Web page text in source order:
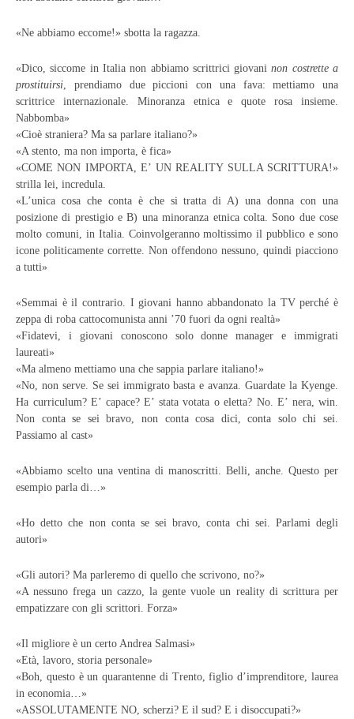
«Ne abbiamo eccome!» sbotta la ragazza.
«Dico, siccome in Italia non abbiamo scrittrici giovaninon costrette a
prostituirsi , prendiamo due piccioni con una fava: mettiamo una
scrittrice internazionale. Minoranza etnica e quote rosa insieme.
Nabbomba»
«Cioè straniera? Ma sa parlare italiano?»
«A stento, ma non importa, è fica»
«COME NON IMPORTA, E’ UN REALITY SULLA SCRITTURA!»
strilla lei, incredula.
«L’unica cosa che conta è che si tratta di A) una donna con una
posizione di prestigio e B) una minoranza etnica colta. Sono due cose
molto comuni, in Italia. Coinvolgeranno moltissimo il pubblico e sono
icone politicamente corrette. Non offendono nessuno, quindi piacciono
a tutti»
«Semmai è il contrario. I giovani hanno abbandonato la TV perché è
zeppa di roba cattocomunista anni ’70 fuori da ogni realtà»
«Fidatevi, i giovani conoscono solo donne manager e immigrati
laureati»
«Ma almeno mettiamo una che sappia parlare italiano!»
«No, non serve. Se sei immigrato basta e avanza. Guardate la Kyenge.
Ha curriculum? E’ capace? E’ stata votata o eletta? No. E’ nera, win.
Non conta se sei bravo, non conta cosa dici, conta solo chi sei.
Passiamo al cast»
«Abbiamo scelto una ventina di manoscritti. Belli, anche. Questo per
esempio parla di…»
«Ho detto che non conta se sei bravo, conta chi sei. Parlami degli
autori»
«Gli autori? Ma parleremo di quello che scrivono, no?»
«A nessuno frega un cazzo, la gente vuole un reality di scrittura per
empatizzare con gli scrittori. Forza»
«Il migliore è un certo Andrea Salmasi»
«Età, lavoro, storia personale»
«Boh, questo è un quarantenne di Trento, figlio d’imprenditore, laurea
in economia…»
«ASSOLUTAMENTE NO, scherzi? E il sud? E i disoccupati?»